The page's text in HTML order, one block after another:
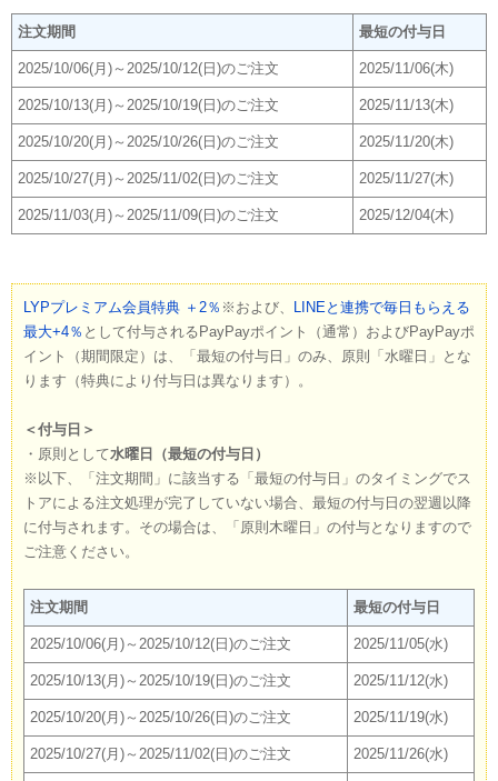
注文期間 最短の付与日
2025/10/06(月)～2025/10/12(日)のご注文 2025/11/06(木)
2025/10/13(月)～2025/10/19(日)のご注文 2025/11/13(木)
2025/10/20(月)～2025/10/26(日)のご注文 2025/11/20(木)
2025/10/27(月)～2025/11/02(日)のご注文 2025/11/27(木)
2025/11/03(月)～2025/11/09(日)のご注文 2025/12/04(木)
LYPプレミアム会員特典 ＋2％ ※および、
LINEと連携で毎日もらえる
最大+4％ として付与されるPayPayポイント（通常）およびPayPayポ
イント（期間限定）は、「最短の付与日」のみ、原則「水曜日」とな
ります（特典により付与日は異なります）。
＜付与日＞
・原則として水曜日（最短の付与日）
※以下、「注文期間」に該当する「最短の付与日」のタイミングでス
トアによる注文処理が完了していない場合、最短の付与日の翌週以降
に付与されます。その場合は、「原則木曜日」の付与となりますので
ご注意ください。
注文期間 最短の付与日
2025/10/06(月)～2025/10/12(日)のご注文 2025/11/05(水)
2025/10/13(月)～2025/10/19(日)のご注文 2025/11/12(水)
2025/10/20(月)～2025/10/26(日)のご注文 2025/11/19(水)
2025/10/27(月)～2025/11/02(日)のご注文 2025/11/26(水)